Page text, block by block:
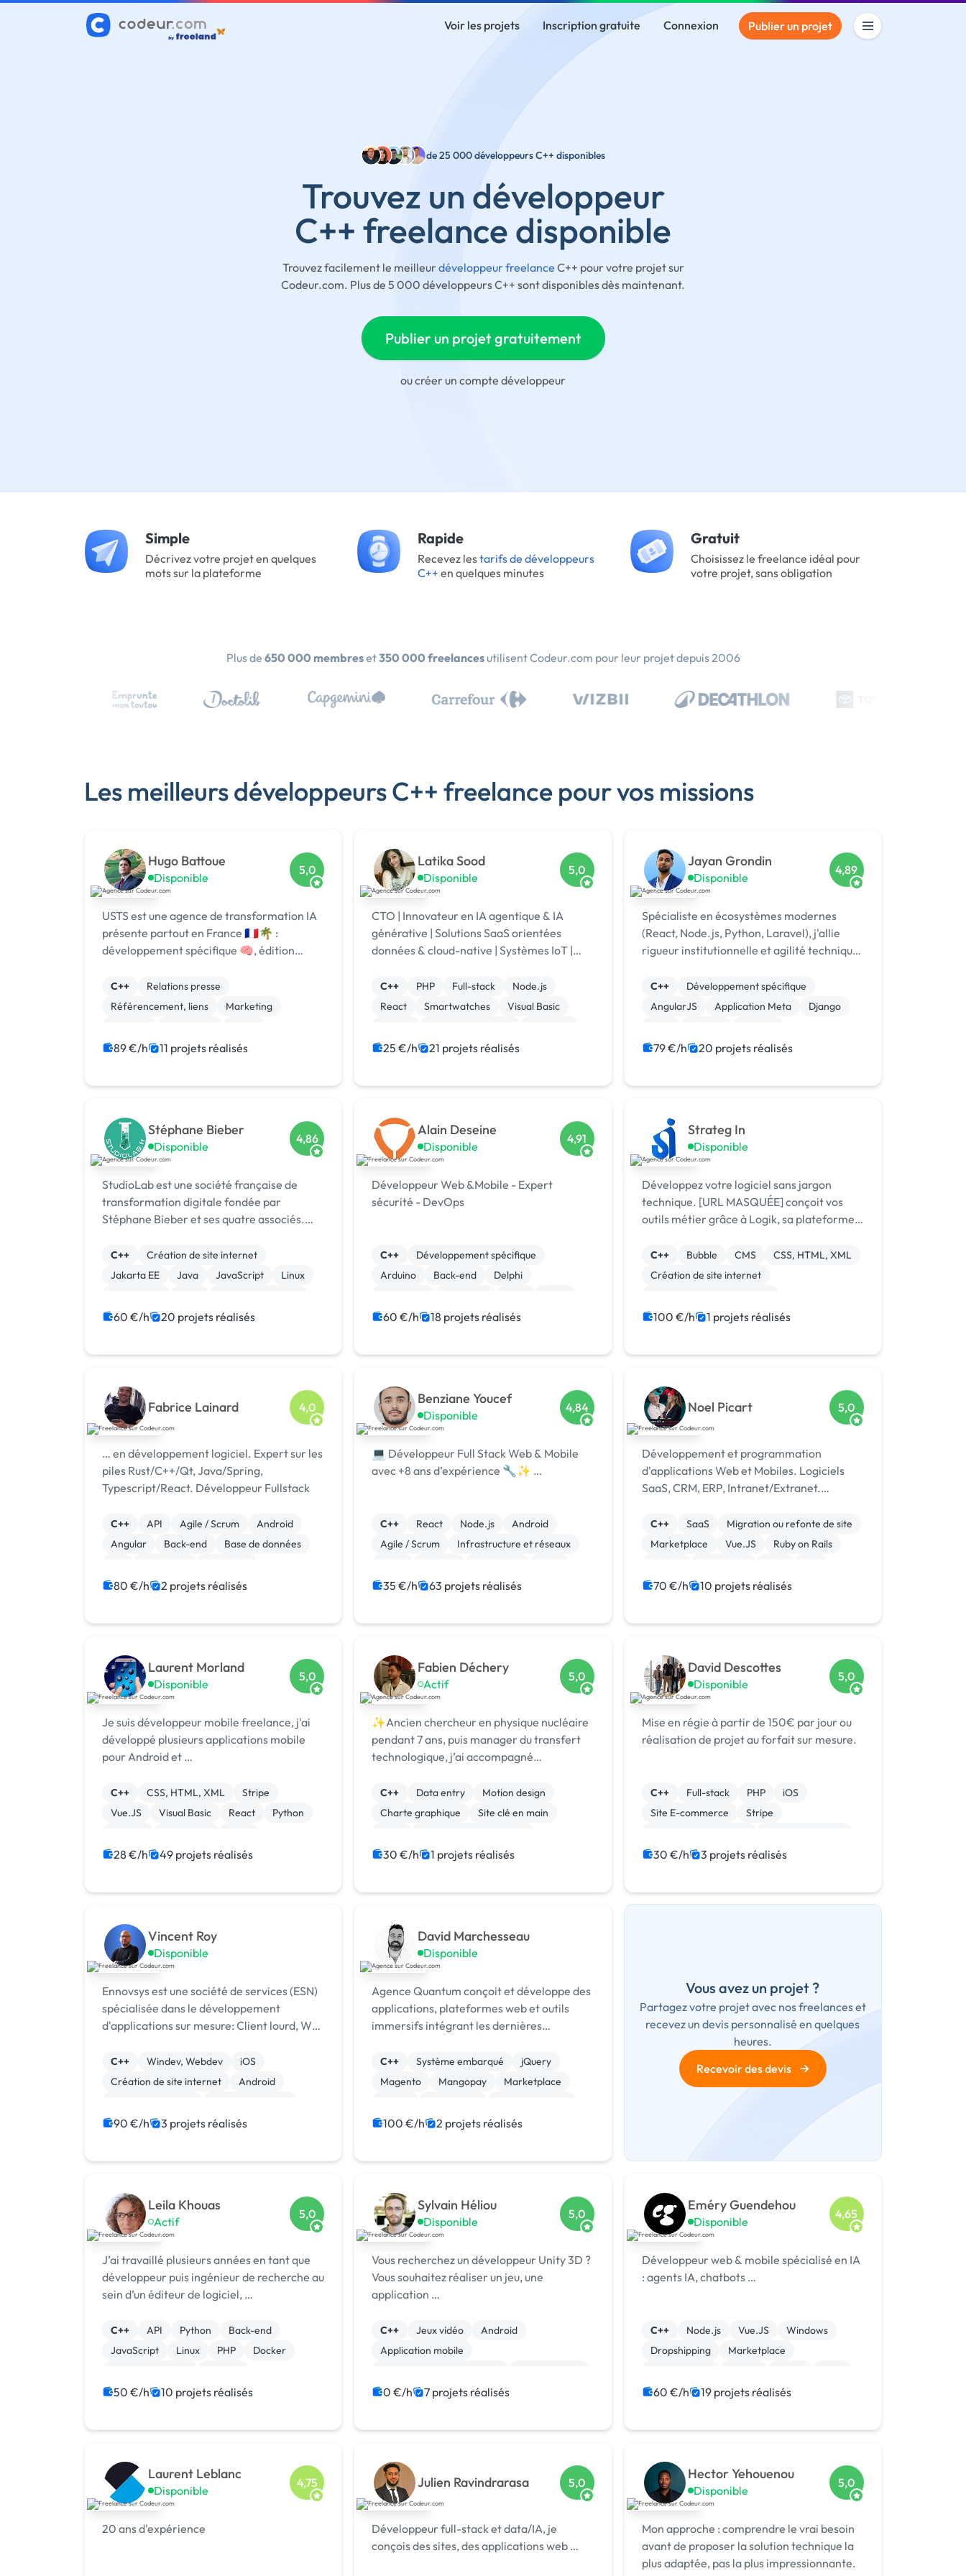
Voir les projets Inscription gratuite Connexion Publier un projet
de 25 000 développeurs C++ disponibles
Trouvez un développeur
C++ freelance disponible
Trouvez facilement le meilleurdéveloppeur freelance C++ pour votre projet sur
Codeur.com. Plus de 5 000 développeurs C++ sont disponibles dès maintenant.
Publier un projet gratuitement
oucréer un compte développeur
Simple
Décrivez votre projet en quelques
mots sur la plateforme
Rapide
Recevez lestarifs de développeurs
C++ en quelques minutes
Gratuit
Choisissez le freelance idéal pour
votre projet, sans obligation
Plus de 650 000 membreset350 000 freelancesutilisent Codeur.com pour leur projet depuis 2006
Les meilleurs développeurs C++ freelance pour vos missions
Hugo Battoue
Disponible
5,0
USTS est une agence de transformation IA
présente partout en France 🇫🇷🌴 :
développement spécifique 🧠, édition
Agréée CII, CIR, Qualiopi, 1er [URL
MASQUÉE] 🏆 !
C++
Relations presse
Référencement, liens
Marketing
Motion design
Logo Charte graphique
89 €/h 11 projets réalisés
Latika Sood
Disponible
5,0
CTO | Innovateur en IA agentique & IA
générative | Solutions SaaS orientées
données & cloud-native | Systèmes IoT |
reporting ESG | +12 ans d’expérience en
leadership
C++ PHP Full-stack
Node.js
React
Smartwatches
Visual Basic
25 €/h 21 projets réalisés
Jayan Grondin
Disponible
4,89
Spécialiste en écosystèmes modernes
(React, Node.js, Python, Laravel), j'allie
rigueur institutionnelle et agilité technique
et innovants.
C++
Développement spécifique
AngularJS
Application Meta
Django
XR, VR, AR, MR
iOS
79 €/h 20 projets réalisés
Stéphane Bieber
Disponible
4,86
StudioLab est une société française de
transformation digitale fondée par
Stéphane Bieber et ses quatre associés.
accompagne depuis plus de 20 ans les
entrepr
C++
Création de site internet
Jakarta EE
Java JavaScript
Linux
Modules et composants
60 €/h 20 projets réalisés
Alain Deseine
Disponible
4,91
Développeur Web &Mobile - Expert
sécurité - DevOps
C++
Développement spécifique
Arduino
Back-end
Delphi
Perl
60 €/h 18 projets réalisés
Strateg In
Disponible
Développez votre logiciel sans jargon
technique. [URL MASQUÉE] conçoit vos
outils métier grâce à Logik, sa plateforme
maîtrisés, résultat sur mesure.
C++ Bubble CMS
CSS, HTML, XML
Création de site internet
Experience utilisateur
Gestion site web
100 €/h 1 projets réalisés
Fabrice Lainard 4,0
… en développement logiciel. Expert sur les
piles Rust/C++/Qt, Java/Spring,
Typescript/React. Développeur Fullstack
C++ API Agile / Scrum
Android
Angular
Back-end
Base de données
80 €/h 2 projets réalisés
Benziane Youcef
Disponible
4,84
💻 Développeur Full Stack Web & Mobile
avec +8 ans d’expérience 🔧✨ …
C++ React Node.js
Android
Agile / Scrum
Infrastructure et réseaux
35 €/h 63 projets réalisés
Noel Picart 5,0
Développement et programmation
d'applications Web et Mobiles. Logiciels
SaaS, CRM, ERP, Intranet/Extranet.
C++ SaaS
Migration ou refonte de site
Marketplace
Vue.JS
Ruby on Rails
70 €/h 10 projets réalisés
Laurent Morland
Disponible
5,0
Je suis développeur mobile freelance, j'ai
développé plusieurs applications mobile
pour Android et …
C++ CSS, HTML, XML
Stripe
Vue.JS
Visual Basic React
Python
28 €/h 49 projets réalisés
Fabien Déchery
Actif
5,0
✨Ancien chercheur en physique nucléaire
pendant 7 ans, puis manager du transfert
technologique, j’ai accompagné
protéger des nouvelles technologies, puis st
C++ Data entry
Motion design
Charte graphique
Site clé en main
Migration ou refonte de site
30 €/h 1 projets réalisés
David Descottes
Disponible
5,0
Mise en régie à partir de 150€ par jour ou
réalisation de projet au forfait sur mesure.
C++ Full-stack PHP
iOS
Site E-commerce
Stripe
Integration HTML
SaaS
30 €/h 3 projets réalisés
Vincent Roy
Disponible
Ennovsys est une société de services (ESN)
spécialisée dans le développement
d'applications sur mesure: Client lourd, Web
sommes à l'écoute des besoins de nos
clients et sommes disponibles pour discuter
C++ Windev, Webdev
iOS
Création de site internet
Android
C#
Java Site E-commerce
90 €/h 3 projets réalisés
David Marchesseau
Disponible
Agence Quantum conçoit et développe des
applications, plateformes web et outils
immersifs intégrant les dernières
accompagnons entreprises et startups de l
C++ Système embarqué
jQuery
Magento
Mangopay
Marketplace
Admin système, sécurité
100 €/h 2 projets réalisés
Vous avez un projet ?
Partagez votre projet avec nos freelances et
recevez un devis personnalisé en quelques
heures.
Recevoir des devis
→
Leila Khouas
Actif
5,0
J’ai travaillé plusieurs années en tant que
développeur puis ingénieur de recherche au
sein d’un éditeur de logiciel, …
C++ API Python
Back-end
JavaScript
Linux PHP
Docker
50 €/h 10 projets réalisés
Sylvain Héliou
Disponible
5,0
Vous recherchez un développeur Unity 3D ?
Vous souhaitez réaliser un jeu, une
application …
C++ Jeux vidéo
Android
Application mobile
Windows
Agile / Scrum
0 €/h 7 projets réalisés
Eméry Guendehou
Disponible
4,65
Développeur web & mobile spécialisé en IA
: agents IA, chatbots …
C++ Node.js Vue.JS
Windows
Dropshipping
Marketplace
60 €/h 19 projets réalisés
Laurent Leblanc
Disponible
4,75
20 ans d'expérience
Julien Ravindrarasa 5,0
Développeur full-stack et data/IA, je
conçois des sites, des applications web …
Hector Yehouenou
Disponible
5,0
Mon approche : comprendre le vrai besoin
avant de proposer la solution technique la
plus adaptée, pas la plus impressionnante.